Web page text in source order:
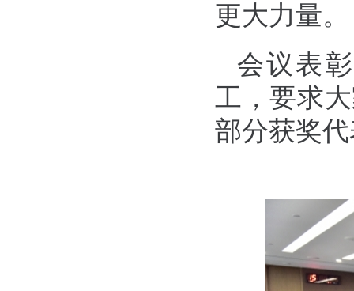
更大力量。
会议表
工，要求
部分获奖